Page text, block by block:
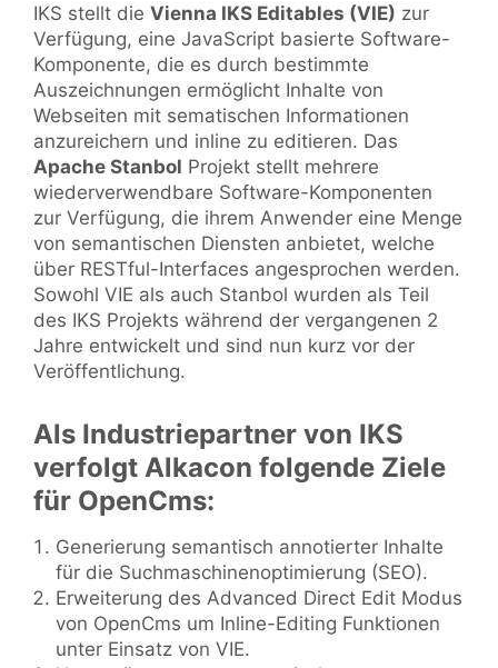
IKS stellt die Vienna IKS Editables (VIE) zur
Verfügung, eine JavaScript basierte Software-
Komponente, die es durch bestimmte
Auszeichnungen ermöglicht Inhalte von
Webseiten mit sematischen Informationen
anzureichern und inline zu editieren. Das
Apache Stanbol Projekt stellt mehrere
wiederverwendbare Software-Komponenten
zur Verfügung, die ihrem Anwender eine Menge
von semantischen Diensten anbietet, welche
über RESTful-Interfaces angesprochen werden.
Sowohl VIE als auch Stanbol wurden als Teil
des IKS Projekts während der vergangenen 2
Jahre entwickelt und sind nun kurz vor der
Veröffentlichung.
Als Industriepartner von IKS
verfolgt Alkacon folgende Ziele
für OpenCms:
Generierung semantisch annotierter Inhalte
für die Suchmaschinenoptimierung (SEO).
Erweiterung des Advanced Direct Edit Modus
von OpenCms um Inline-Editing Funktionen
unter Einsatz von VIE.